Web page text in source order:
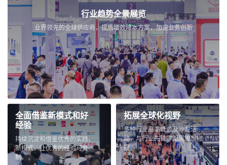
行业趋势全景展览
业界领先的全球供应商，提质增效降本方案，加速业务创新
全面借鉴新模式和好
经验
持续沉淀和借鉴优秀的实践、
新模式，让优秀的经验可复
制。
拓展全球化视野
多种行业高端峰会及沙龙活
动，与行业先锋零距离思想碰
撞